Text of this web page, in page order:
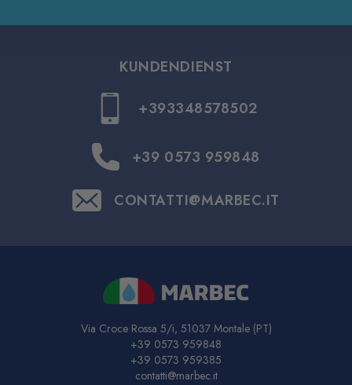
KUNDENDIENST
+393348578502
+39 0573 959848
CONTATTI@MARBEC.IT
Via Croce Rossa 5/i, 51037 Montale (PT)
+39 0573 959848
+39 0573 959385
contatti@marbec.it